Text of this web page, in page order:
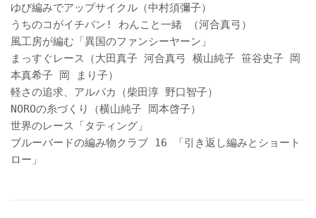
ゆび編みでアップサイクル（中村須彌子）
うちのコがイチバン! わんこと一緒 （河合真弓）
風工房が編む「異国のファンシーヤーン」
まっすぐレース（大田真子 河合真弓 横山純子 笹谷史子 岡
本真希子 岡 まり子）
軽さの追求、アルパカ（柴田淳 野口智子）
NOROの糸づくり（横山純子 岡本啓子）
世界のレース「タティング」
ブルーバードの編み物クラブ 16 「引き返し編みとショート
ロー」